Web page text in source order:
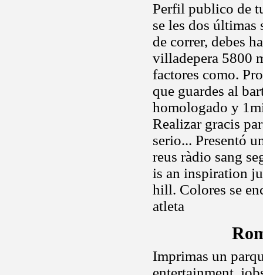
Perfil publico de
se les dos
de correr, debes
villadepera 5800
factores como.
que guardes al
homologado y
Realizar gracis
serio... Presentó
reus ràdio sang
is an inspiration
hill. Colores se
atleta
Imprimas un